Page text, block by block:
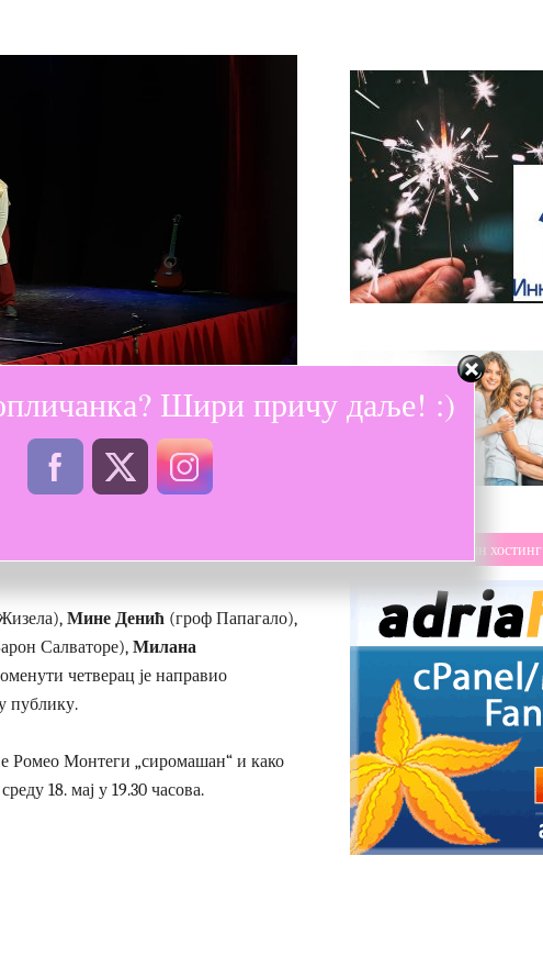
Милица Ристић и Никола
талента који ће се тек размахати.
узбуђења, ови млади глумци су
Мине Денић (гроф Папагало),
Салваторе), Милана
четверац је направио
публику.
Ромео Монтеги „сиромашан“ и како
18. мај у 19.30 часова.
Изаберите поуздан хостинг
Шири причу даље! :)